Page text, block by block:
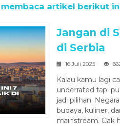
artikel berikut
Jangan di
di Serbia
16 Juli 2025
Kalau kamu lagi
underrated tapi
jadi pilihan.
budaya, kuliner,
mainstream. Gak